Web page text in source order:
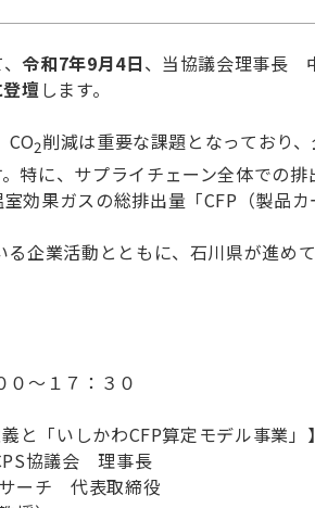
令和7年9月4日、当協議会理事長
壇 します。
CO2削減は重要な課題となっており
特に、サプライチェーン全体での
効果ガスの総排出量「CFP（製品
企業活動とともに、石川県が進め
～１７：３０
と「いしかわCFP算定モデル事業」】
協議会 理事長
ーチ 代表取締役